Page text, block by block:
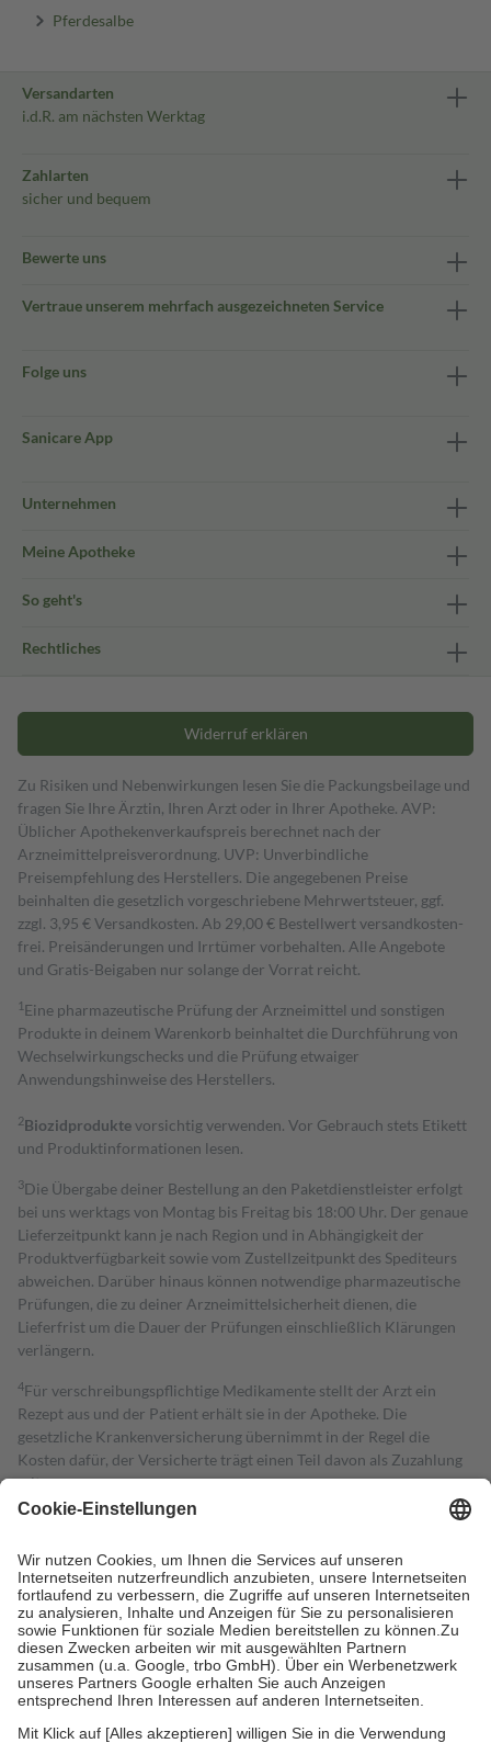
Pferdesalbe
Versandarten
i.d.R. am nächsten Werktag
Zahlarten
sicher und bequem
Bewerte uns
Vertraue unserem mehrfach ausgezeichneten Service
Folge uns
Sanicare App
Unternehmen
Meine Apotheke
So geht's
Rechtliches
Widerruf erklären
Zu Risiken und Nebenwirkungen lesen Sie die Packungsbeilage und
fragen Sie Ihre Ärztin, Ihren Arzt oder in Ihrer Apotheke. AVP:
Üblicher Apothekenverkaufspreis berechnet nach der
Arzneimittelpreisverordnung. UVP: Unverbindliche
Preisempfehlung des Herstellers. Die angegebenen Preise
beinhalten die gesetzlich vorgeschriebene Mehrwertsteuer, ggf.
zzgl. 3,95 € Versandkosten. Ab 29,00 € Bestell­wert versand­kosten­
frei. Preisänderungen und Irrtümer vorbehalten. Alle Angebote
und Gratis-Beigaben nur solange der Vorrat reicht.
1 Eine pharmazeutische Prüfung der Arzneimittel und sonstigen
Produkte in deinem Warenkorb beinhaltet die Durchführung von
Wechselwirkungschecks und die Prüfung etwaiger
Anwendungshinweise des Herstellers.
2Biozidproduktevorsichtig verwenden. Vor Gebrauch stets Etikett
und Produktinformationen lesen.
3Die Übergabe deiner Bestellung an den Paketdienstleister erfolgt
bei uns werktags von Montag bis Freitag bis 18:00 Uhr. Der genaue
Lieferzeitpunkt kann je nach Region und in Abhängigkeit der
Produktverfügbarkeit sowie vom Zustellzeitpunkt des Spediteurs
abweichen. Darüber hinaus können notwendige pharmazeutische
Prüfungen, die zu deiner Arzneimittelsicherheit dienen, die
Lieferfrist um die Dauer der Prüfungen einschließlich Klärungen
verlängern.
4Für verschreibungspflichtige Medikamente stellt der Arzt ein
Rezept aus und der Patient erhält sie in der Apotheke. Die
gesetzliche Krankenversicherung übernimmt in der Regel die
Kosten dafür, der Versicherte trägt einen Teil davon als Zuzahlung
mit.
Grundsätzlich leisten Mitglieder Zuzahlungen in Höhe von zehn
höchstens zehn Euro.
Es sind jedoch nie mehr als die tatsächlichen
Kosten der Leistung zu entrichten.
Diese Regeln gelten grundsätzlich auch für Online-Apotheken.
Bei Heilmitteln und häuslicher Krankenpflege beträgt die
Zuzahlung zehn Prozent der Kosten sowie zehn Euro je
Verordnung.
Um das Engagement der Versicherten für ihre eigene Gesundheit zu
stärken und die besondere Stellung der Familie zu unterstützen,
fallenkeine Zuzahlungenan bei: